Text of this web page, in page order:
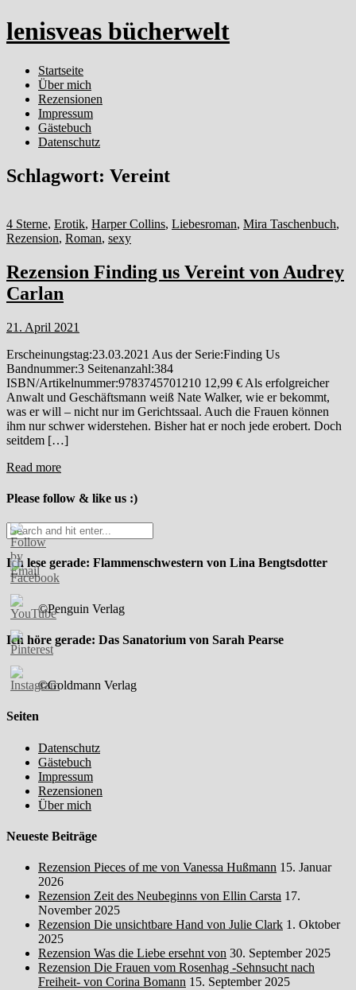
lenisveas bücherwelt
Startseite
Über mich
Rezensionen
Impressum
Gästebuch
Datenschutz
Schlagwort: Vereint
4 Sterne, Erotik, Harper Collins, Liebesroman, Mira Taschenbuch,
Rezension, Roman, sexy
Rezension Finding us Vereint von Audrey
Carlan
21. April 2021
Erscheinungstag:23.03.2021 Aus der Serie:Finding Us
Bandnummer:3 Seitenanzahl:384
ISBN/Artikelnummer:9783745701210 12,99 € Als erfolgreicher
Anwalt und Geschäftsmann weiß Nate Walker, wie er bekommt,
was er will – nicht nur im Gerichtssaal. Auch die Frauen können
ihm nur schwer widerstehen. Bisher hat er noch jede erobert. Doch
seitdem […]
Read more
Please follow & like us :)
Ich lese gerade: Flammenschwestern von Lina Bengtsdotter
©Penguin Verlag
Ich höre gerade: Das Sanatorium von Sarah Pearse
©Goldmann Verlag
Seiten
Datenschutz
Gästebuch
Impressum
Rezensionen
Über mich
Neueste Beiträge
Rezension Pieces of me von Vanessa Hußmann 15. Januar
2026
Rezension Zeit des Neubeginns von Ellin Carsta 17.
November 2025
Rezension Die unsichtbare Hand von Julie Clark 1. Oktober
2025
Rezension Was die Liebe ersehnt von 30. September 2025
Rezension Die Frauen vom Rosenhag -Sehnsucht nach
Freiheit- von Corina Bomann 15. September 2025